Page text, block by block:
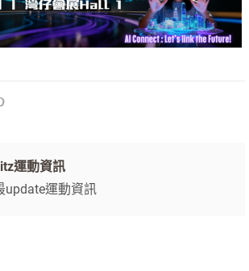
運動資訊
update運動資訊